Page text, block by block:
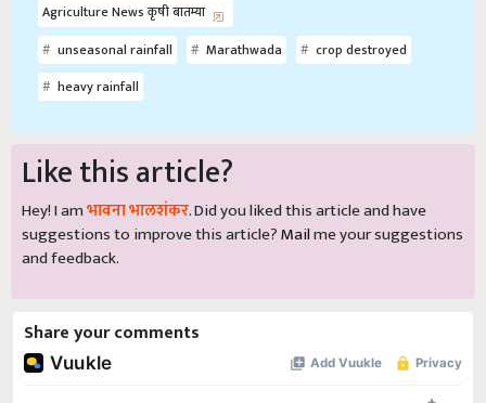
Agriculture News कृषी बातम्या
unseasonal rainfall
Marathwada
crop destroyed
heavy rainfall
Like this article?
Hey! I amभावना भालशंकर. Did you liked this article and have
suggestions to improve this article?Mailme your suggestions
and feedback.
Share your comments